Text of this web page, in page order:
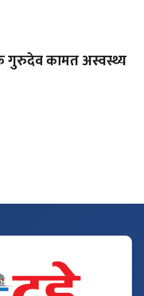
गुरुदेव कामत अस्वस्थ्य